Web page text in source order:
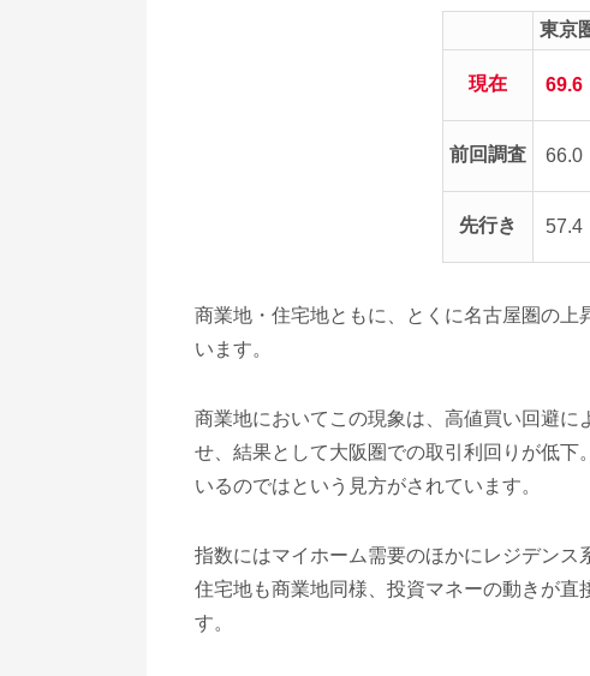
東京
現在 69.6
前回調査 66.0
先行き 57.4
商業地・住宅地ともに、とくに名古屋圏の
います。
商業地においてこの現象は、高値買い回避
せ、結果として大阪圏での取引利回りが低
いるのではという見方がされています。
指数にはマイホーム需要のほかにレジデンス
住宅地も商業地同様、投資マネーの動きが直
す。